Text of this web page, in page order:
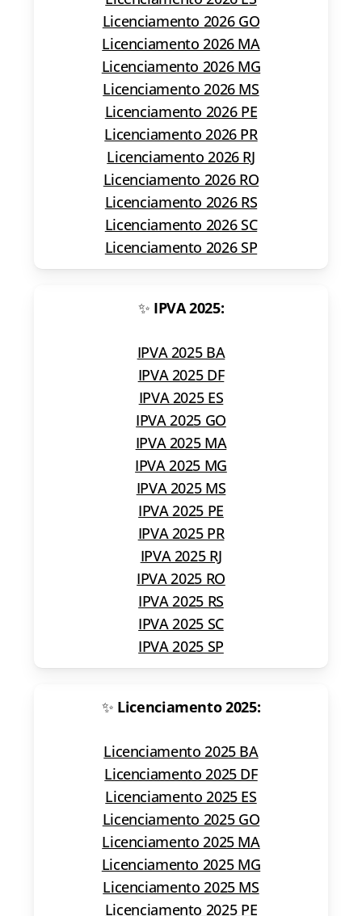
Licenciamento 2026 GO
Licenciamento 2026 MA
Licenciamento 2026 MG
Licenciamento 2026 MS
Licenciamento 2026 PE
Licenciamento 2026 PR
Licenciamento 2026 RJ
Licenciamento 2026 RO
Licenciamento 2026 RS
Licenciamento 2026 SC
Licenciamento 2026 SP
✨ IPVA 2025:
IPVA 2025 BA
IPVA 2025 DF
IPVA 2025 ES
IPVA 2025 GO
IPVA 2025 MA
IPVA 2025 MG
IPVA 2025 MS
IPVA 2025 PE
IPVA 2025 PR
IPVA 2025 RJ
IPVA 2025 RO
IPVA 2025 RS
IPVA 2025 SC
IPVA 2025 SP
✨ Licenciamento 2025:
Licenciamento 2025 BA
Licenciamento 2025 DF
Licenciamento 2025 ES
Licenciamento 2025 GO
Licenciamento 2025 MA
Licenciamento 2025 MG
Licenciamento 2025 MS
Licenciamento 2025 PE